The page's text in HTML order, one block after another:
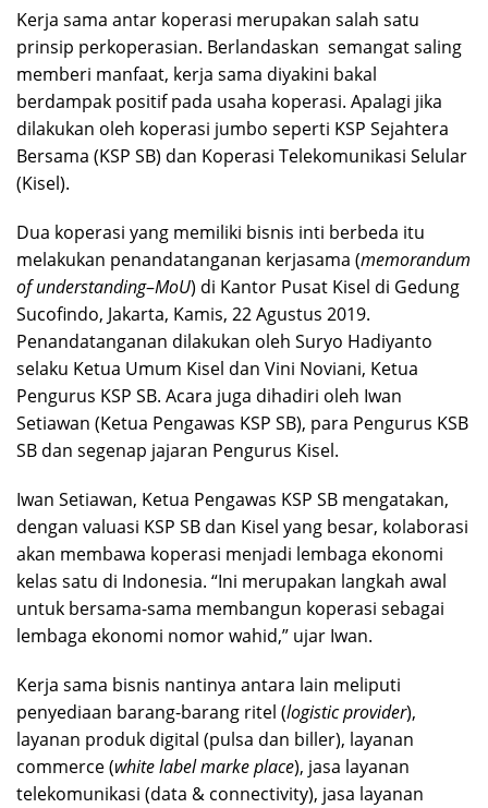
Kerja sama antar koperasi merupakan salah satu
prinsip perkoperasian. Berlandaskan semangat saling
memberi manfaat, kerja sama diyakini bakal
berdampak positif pada usaha koperasi. Apalagi jika
dilakukan oleh koperasi jumbo seperti KSP Sejahtera
Bersama (KSP SB) dan Koperasi Telekomunikasi Selular
(Kisel).
Dua koperasi yang memiliki bisnis inti berbeda itu
melakukan penandatanganan kerjasama (memorandum
of understanding–MoU) di Kantor Pusat Kisel di Gedung
Sucofindo, Jakarta, Kamis, 22 Agustus 2019.
Penandatanganan dilakukan oleh Suryo Hadiyanto
selaku Ketua Umum Kisel dan Vini Noviani, Ketua
Pengurus KSP SB. Acara juga dihadiri oleh Iwan
Setiawan (Ketua Pengawas KSP SB), para Pengurus KSB
SB dan segenap jajaran Pengurus Kisel.
Iwan Setiawan, Ketua Pengawas KSP SB mengatakan,
dengan valuasi KSP SB dan Kisel yang besar, kolaborasi
akan membawa koperasi menjadi lembaga ekonomi
kelas satu di Indonesia. “Ini merupakan langkah awal
untuk bersama-sama membangun koperasi sebagai
lembaga ekonomi nomor wahid,” ujar Iwan.
Kerja sama bisnis nantinya antara lain meliputi
penyediaan barang-barang ritel (logistic provider),
layanan produk digital (pulsa dan biller), layanan
commerce (white label marke place), jasa layanan
telekomunikasi (data & connectivity), jasa layanan